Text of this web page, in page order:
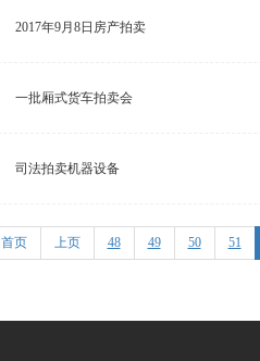
2017年9月8日房产拍卖
一批厢式货车拍卖会
司法拍卖机器设备
首页 上页 48 49 50 51